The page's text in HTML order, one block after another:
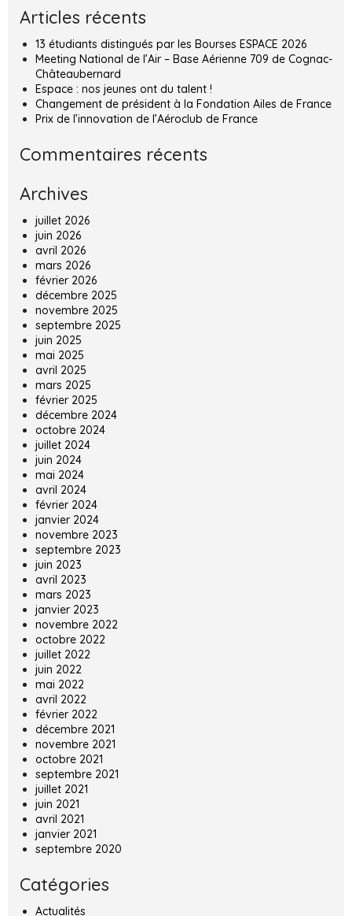
Articles récents
13 étudiants distingués par les Bourses ESPACE 2026
Meeting National de l’Air – Base Aérienne 709 de Cognac-
Châteaubernard
Espace : nos jeunes ont du talent !
Changement de président à la Fondation Ailes de France
Prix de l’innovation de l’Aéroclub de France
Commentaires récents
Archives
juillet 2026
juin 2026
avril 2026
mars 2026
février 2026
décembre 2025
novembre 2025
septembre 2025
juin 2025
mai 2025
avril 2025
mars 2025
février 2025
décembre 2024
octobre 2024
juillet 2024
juin 2024
mai 2024
avril 2024
février 2024
janvier 2024
novembre 2023
septembre 2023
juin 2023
avril 2023
mars 2023
janvier 2023
novembre 2022
octobre 2022
juillet 2022
juin 2022
mai 2022
avril 2022
février 2022
décembre 2021
novembre 2021
octobre 2021
septembre 2021
juillet 2021
juin 2021
avril 2021
janvier 2021
septembre 2020
Catégories
Actualités